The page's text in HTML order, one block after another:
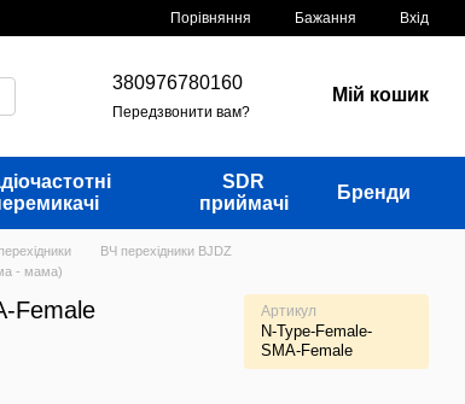
Порівняння Бажання Вхід
380976780160
Передзвонити вам?
Мій кошик
SDR
приймачі
Бренди
ВЧ перехідники BJDZ
- мама)
Female
Артикул
N-Type-Female-
SMA-Female